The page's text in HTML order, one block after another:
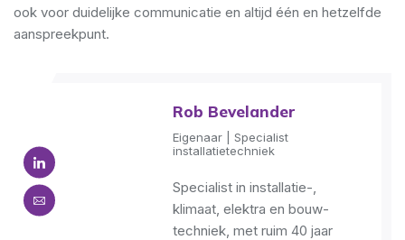
ook voor duidelijke communicatie en altijd één en hetzelfde
aanspreekpunt.
Rob Bevelander
Eigenaar | Specialist
installatietechniek
Specialist in installatie-,
klimaat, elektra en bouw-
techniek, met ruim 40 jaar